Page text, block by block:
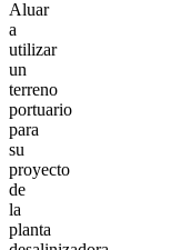
Aluar
a
utilizar
un
terreno
portuario
para
su
proyecto
de
la
planta